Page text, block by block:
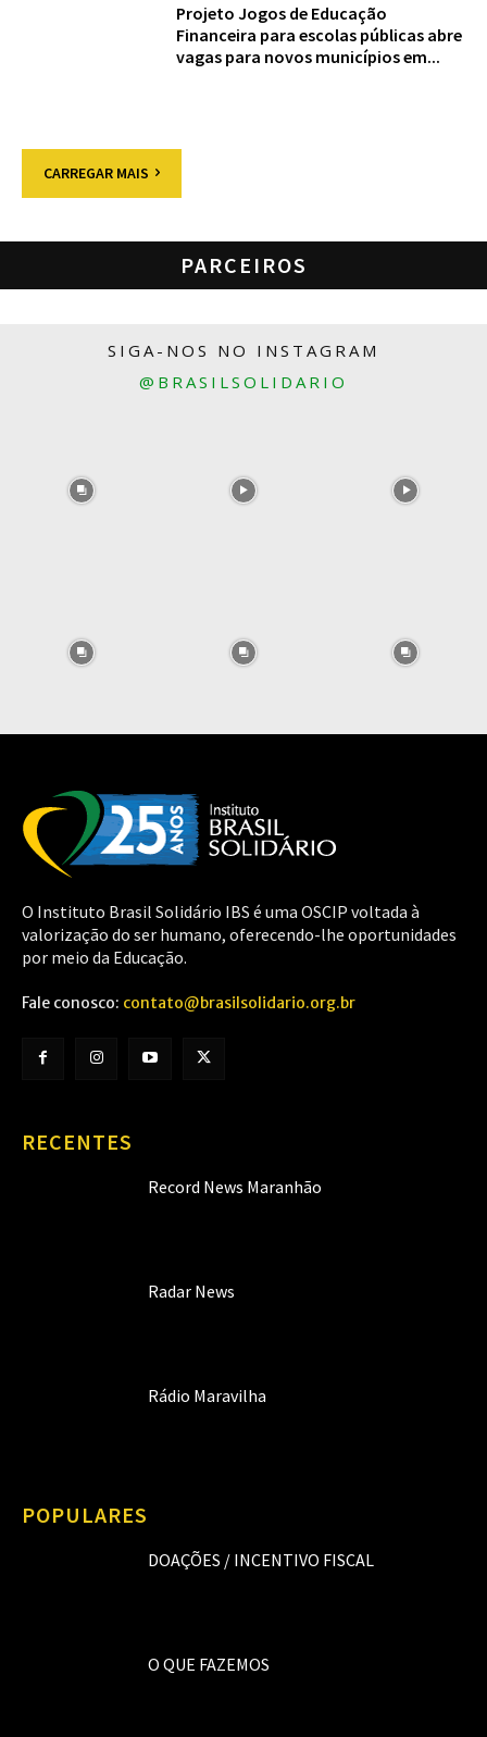
Projeto Jogos de Educação
Financeira para escolas públicas abre
vagas para novos municípios em...
CARREGAR MAIS
PARCEIROS
SIGA-NOS NO INSTAGRAM
@BRASILSOLIDARIO
O Instituto Brasil Solidário IBS é uma OSCIP voltada à
valorização do ser humano, oferecendo-lhe oportunidades
por meio da Educação.
Fale conosco: contato@brasilsolidario.org.br
RECENTES
Record News Maranhão
Radar News
Rádio Maravilha
POPULARES
DOAÇÕES / INCENTIVO FISCAL
O QUE FAZEMOS